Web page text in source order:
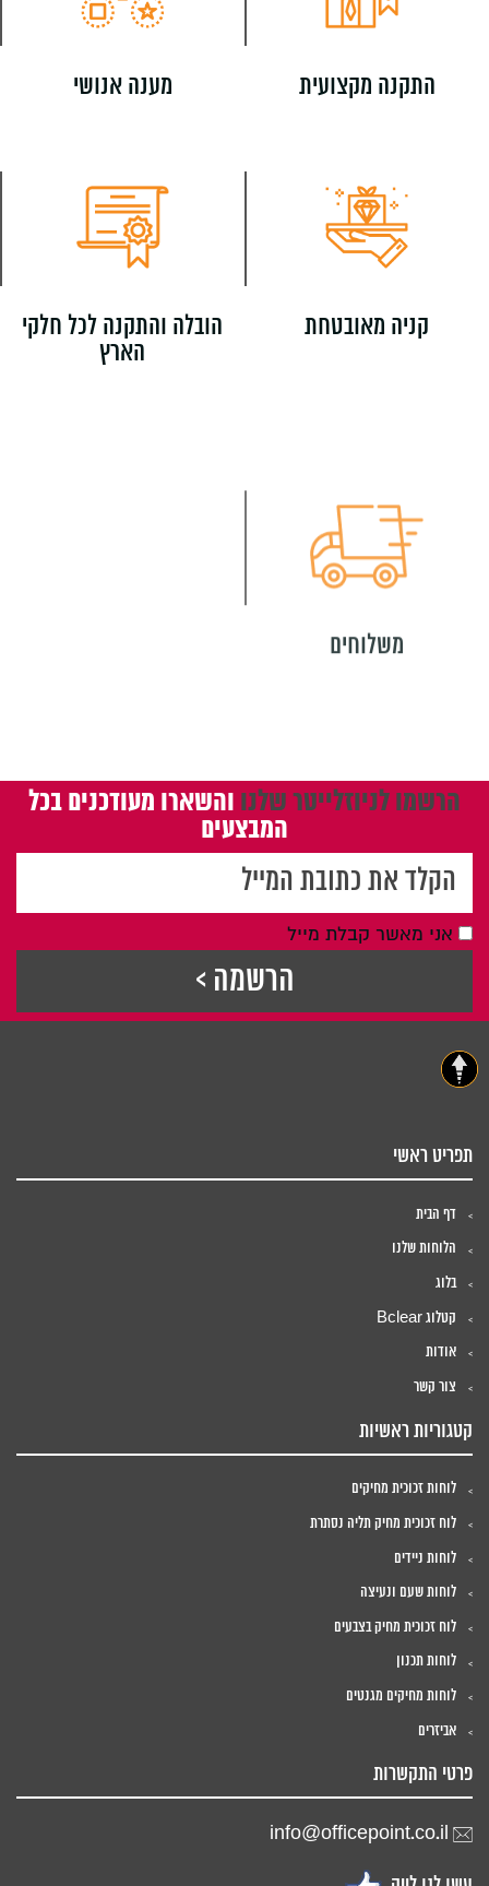
התקנה מקצועית מענה אנושי
קניה מאובטחת
הובלה והתקנה לכל חלקי
הארץ
משלוחים
הרשמו לניוזלייטר שלנו והשארו מעודכנים בכל
המבצעים
אני מאשר קבלת מייל
תפריט ראשי
דף הבית
הלוחות שלנו
בלוג
קטלוג Bclear
אודות
צור קשר
קטגוריות ראשיות
לוחות זכוכית מחיקים
לוח זכוכית מחיק תליה נסתרת
לוחות ניידים
לוחות שעם ונעיצה
לוח זכוכית מחיק בצבעים
לוחות תכנון
לוחות מחיקים מגנטים
אביזרים
פרטי התקשרות
info@officepoint.co.il